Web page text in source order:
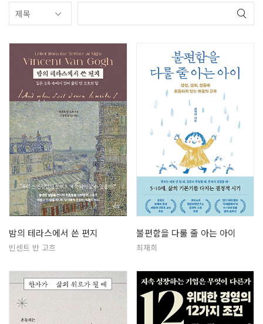
밤의 테라스에서 쓴 편지
빈센트 반 고흐
불편함을 다룰 줄 아는 아이
최재희